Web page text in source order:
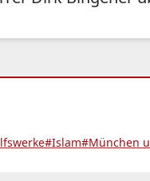
#Islam#München